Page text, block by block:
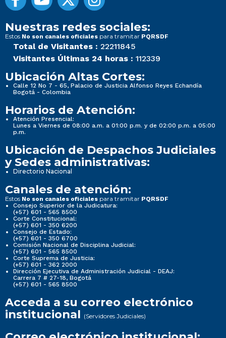
Nuestras redes sociales:
Estos No son canales oficiales para tramitar PQRSDF
Total de Visitantes : 22211845
Visitantes Últimas 24 horas : 112339
Ubicación Altas Cortes:
Calle 12 No 7 - 65, Palacio de Justicia Alfonso Reyes Echandía
Bogotá - Colombia
Horarios de Atención:
Atención Presencial:
Lunes a Viernes de 08:00 a.m. a 01:00 p.m. y de 02:00 p.m. a 05:00
p.m.
Ubicación de Despachos Judiciales
y Sedes administrativas:
Directorio Nacional
Canales de atención:
Estos No son canales oficiales para tramitar PQRSDF
Consejo Superior de la Judicatura:
(+57) 601 - 565 8500
Corte Constitucional:
(+57) 601 - 350 6200
Consejo de Estado:
(+57) 601 - 350 6700
Comisión Nacional de Disciplina Judicial:
(+57) 601 - 565 8500
Corte Suprema de Justicia:
(+57) 601 - 362 2000
Dirección Ejecutiva de Administración Judicial - DEAJ:
Carrera 7 # 27-18, Bogotá
(+57) 601 - 565 8500
Acceda a su correo electrónico
institucional (Servidores Judiciales)